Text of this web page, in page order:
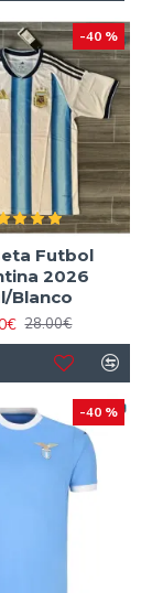
-40 %
Futbol
2026
Blanco
28.00€
-40 %